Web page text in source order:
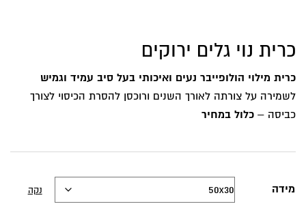
כרית נוי גלים ירוקים
כרית מילוי הולופייבר נעים ואיכותי בעל סיב עמיד וגמיש
לשמירה על צורתה לאורך השנים ורוכסן להסרת הכיסוי לצורך
כביסה – כלול במחיר
מידה נקה